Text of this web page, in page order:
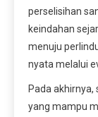
perselisihan
keindahan
menuju
nyata melalui
Pada
yang mampu